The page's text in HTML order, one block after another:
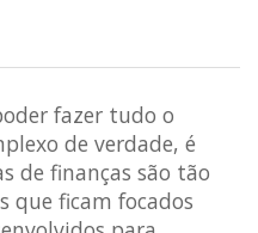
fazer tudo o
de verdade, é
de finanças são tão
que ficam focados